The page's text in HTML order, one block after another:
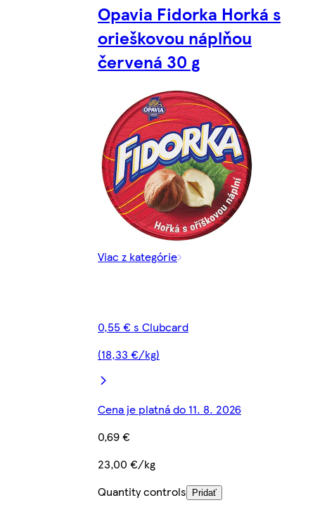
Opavia Fidorka Horká s
orieškovou náplňou
červená 30 g
Viac z kategórie
0,55 € s Clubcard
(18,33 €/kg)
Cena je platná do 11. 8. 2026
0,69 €
23,00 €/kg
Quantity controls
Pridať